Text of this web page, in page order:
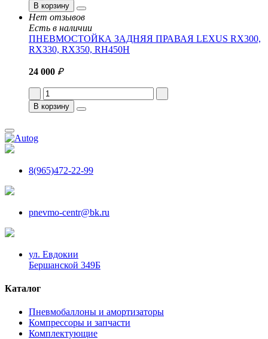
В корзину
Нет отзывов
Есть в наличии
ПНЕВМОСТОЙКА ЗАДНЯЯ ПРАВАЯ LEXUS RX300,
RX330, RX350, RH450H
24 000 ₽
В корзину
8(965)472-22-99
pnevmo-centr@bk.ru
ул. Евдокии
Бершанской 349Б
Каталог
Пневмобаллоны и амортизаторы
Компрессоры и запчасти
Комплектующие